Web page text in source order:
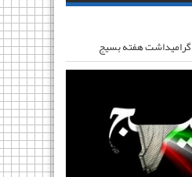
گرامیداشت هفته بسیج